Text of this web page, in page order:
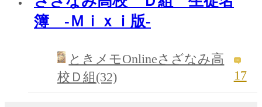
簿 -Ｍｉｘｉ版-
ときメモOnlineさざなみ高
校Ｄ組(32)
17